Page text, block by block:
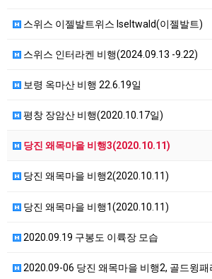
스위스 이젤발트위스 Iseltwald(이젤발트)
스위스 인터라켄 비행(2024.09.13 -9.22)
보령 옥마산 비행 22.6.19일
평창 장암산 비행(2020.10.17일)
당진 왜목마을 비행3(2020.10.11)
당진 왜목마을 비행2(2020.10.11)
당진 왜목마을 비행1(2020.10.11)
2020.09.19 구봉도 이륙장 모습
2020.09-06 당진 왜목마을 비행2, 골드윙패